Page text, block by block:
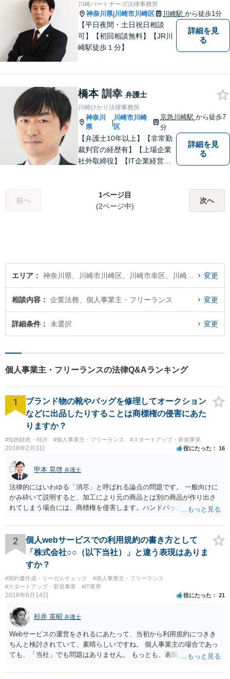
など、幅広く対応。【当日／
夜間／休日対応可能】お気軽
にご相談下さい。
川崎パートナーズ法律事務所
神奈川県|川崎市川崎区 川崎駅 から徒歩1分
【平日夜間・土日祝日相談
可】【初回相談無料】【JR川
崎駅徒歩１分】
詳細を見
る
橋本 訓幸 弁護士
川崎ひかり法律事務所
神奈川
県
|
川崎市川崎
区
京急川崎駅 から徒歩7
分
【弁護士10年以上】【非常勤
裁判官の経歴有】【上場企業
社外取締役】【IT企業経営】
婚問題は、財産分与や慰謝料
請求に強みあり。そのほか、
詳細を見
る
前へ
1ページ目
(2ページ中)
次へ
エリア 変更
相談内容 企業法務、個人事業主・フリーランス 変更
詳細条件 未選択 変更
個人事業主・フリーランスの法律Q&Aランキング
1
ブランド物の靴やバッグを修理してオークション
などに出品したりすることは商標権の侵害にあた
りますか？
#知的財産・特許 #個人事業主・フリーランス #スタートアップ・新規事業
2018年2月3日 役にたった 16
甲本 晃啓 弁護士
法律的にはいわゆる「消尽」と呼ばれる論点の問題です。 一般向けに
かみ砕いて説明すると、加工により元の商品とは別の商品が作り出さ
れてしまう場合には、商標権を侵害します。ハンドバッグをポーチに
ための加工（一般にいう修理）は、商標権を侵害しません。 商標権者
は、その商品を売ったときに対価を回収しているので、商標権は用い
尽くされている（用尽、消尽といいます。）と解釈されます。他方
で、商標権者の預かり知らないところで、販売した商品から別の商品
（コピー品やリメイク品）が作りだされてしまうと、その商品が仮に
酷い品質であれば、商標権者のブランドイメージが傷ついてしまいま
すし、その証商標権者にクレームが来てしまいますので、商標権を侵
害します。その商品が流通すれば商標権（ロゴマーク等）に対する一
般消費者の信頼も害することになります。また、本来商標権者に入る
べき利益が入らないことになります。 修理だけではそのような問題は
生じません。
2
個人webサービスでの利用規約の書き方として
「株式会社○○（以下当社）」と違う表現はありま
すか？
#契約書作成・リーガルチェック
#個人事業主・フリーランス
#スタートアップ・新規事業
#IT業界
2018年8月14日 役にたった 21
杉井 英昭 弁護士
Webサービスの運営をされるにあたって、当初から利用規約につきき
ちんと検討されていて、素晴らしいですね。 個人事業主の場合であっ
ても、「当社」でも問題はありません。 もっとも、表現に違和感があ
さんが「ABCウェブサービス」の屋号で事業を運営する際には、「当